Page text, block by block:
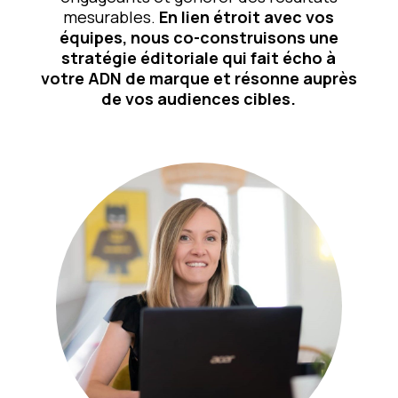
mesurables. En lien étroit avec vos
équipes, nous co-construisons une
stratégie éditoriale qui fait écho à
votre ADN de marque et résonne auprès
de vos audiences cibles.